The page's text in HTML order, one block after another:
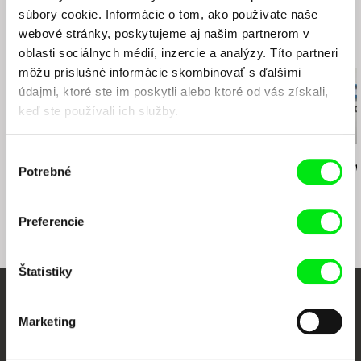
súbory cookie. Informácie o tom, ako používate naše
webové stránky, poskytujeme aj našim partnerom v
oblasti sociálnych médií, inzercie a analýzy. Títo partneri
môžu príslušné informácie skombinovať s ďalšími
údajmi, ktoré ste im poskytli alebo ktoré od vás získali,
keď ste používali ich služby.
súhlasu
Potrebné
Preferencie
Štatistiky
Marketing
e-mail: mphilms@mphilms.sk
Rozhlas a televízia Slovenska
Mlynská dolina
845 45 Bratislava
Slovensko
web: https://www.rtvs.sk/
Súvisiace filmy (20)
Expremiéri: Milan Číč
Dominik Jursa
Expremiéri:
Mečiar